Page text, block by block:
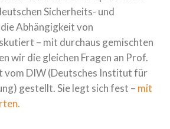
Sicherheits- und
Abhängigkeit von
– mit durchaus gemischten
wir die gleichen Fragen an Prof.
vom DIW (Deutsches Institut für
gestellt. Sie legt sich fest – mit